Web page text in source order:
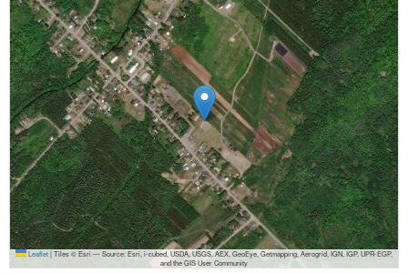
Leaflet|Tiles © Esri — Source: Esri, i-cubed, USDA, USGS, AEX, GeoEye, Getmapping, Aerogrid, IGN, IGP, UPR-EGP,
and the GIS User Community